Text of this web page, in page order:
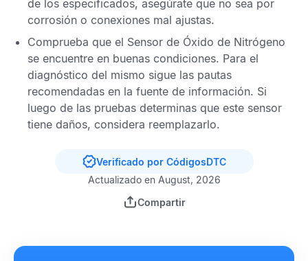
de los especificados, asegúrate que no sea por
corrosión o conexiones mal ajustas.
Comprueba que el Sensor de Óxido de Nitrógeno
se encuentre en buenas condiciones. Para el
diagnóstico del mismo sigue las pautas
recomendadas en la fuente de información. Si
luego de las pruebas determinas que este sensor
tiene daños, considera reemplazarlo.
Verificado por CódigosDTC
Actualizado en August, 2026
Compartir